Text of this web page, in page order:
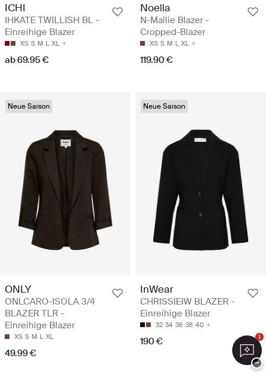
ICHI
IHKATE TWILLISH BL -
Einreihige Blazer
XS S M L XL
ab 69.95 €
Noella
N-Mallie Blazer -
Cropped-Blazer
XS S M L XL
119.90 €
Neue Saison
ONLY
ONLCARO-ISOLA 3/4
BLAZER TLR -
Einreihige Blazer
XS S M L XL
49.99 €
Neue Saison
InWear
CHRISSIEIW BLAZER -
Einreihige Blazer
32 34 36 38 40
190 € 1
−